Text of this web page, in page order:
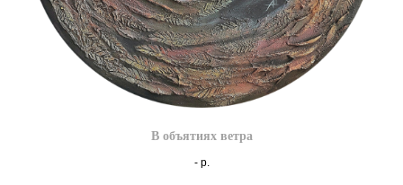
В объятиях ветра
- р.